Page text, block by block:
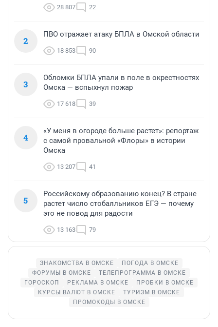
28 807 22
2
ПВО отражает атаку БПЛА в Омской области
18 853 90
3
Обломки БПЛА упали в поле в окрестностях
Омска — вспыхнул пожар
17 618 39
4
«У меня в огороде больше растет»: репортаж
с самой провальной «Флоры» в истории
Омска
13 207 41
5
Российскому образованию конец? В стране
растет число стобалльников ЕГЭ — почему
это не повод для радости
13 163 79
ЗНАКОМСТВА В ОМСКЕ
ПОГОДА В ОМСКЕ
ФОРУМЫ В ОМСКЕ
ТЕЛЕПРОГРАММА В ОМСКЕ
ГОРОСКОП
РЕКЛАМА В ОМСКЕ
ПРОБКИ В ОМСКЕ
КУРСЫ ВАЛЮТ В ОМСКЕ
ТУРИЗМ В ОМСКЕ
ПРОМОКОДЫ В ОМСКЕ